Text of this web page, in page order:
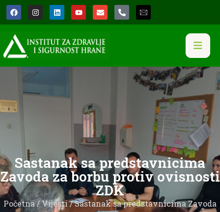
Sastanak sa predstavnicima
Zavoda za borbu protiv ovisnosti
ZDK
Početna/Vijesti/ Sastanak sa predstavnicima Zavoda